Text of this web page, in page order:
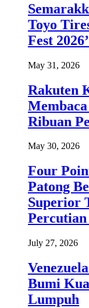
Toyo
Fest 2026’
May 31, 2026
Rakuten
Ribuan
May 30, 2026
Four
Patong
Superior
July 27, 2026
Bumi
Lumpuh